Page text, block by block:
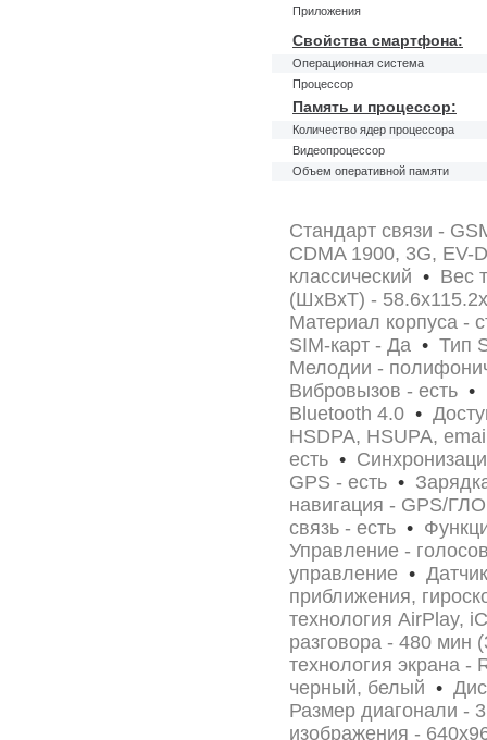
Приложения
Свойства смартфона:
Операционная система
Процессор
Память и процессор:
Количество ядер процессора
Видеопроцессор
Объем оперативной памяти
Стандарт связи -
CDMA 1900, 3G, EV-
классический • Вес
(ШxВxТ) -
Материал корпуса -
SIM-карт - Да • Тип
Мелодии -
Вибровызов - есть •
Bluetooth 4.0 •
HSDPA, HSUPA,
есть •
GPS - есть •
навигация - GPS/
связь - есть •
Управление -
управление •
приближения,
технология AirPlay,
разговора - 480 мин
технология экрана -
черный, белый •
Размер диагонали
изображения -